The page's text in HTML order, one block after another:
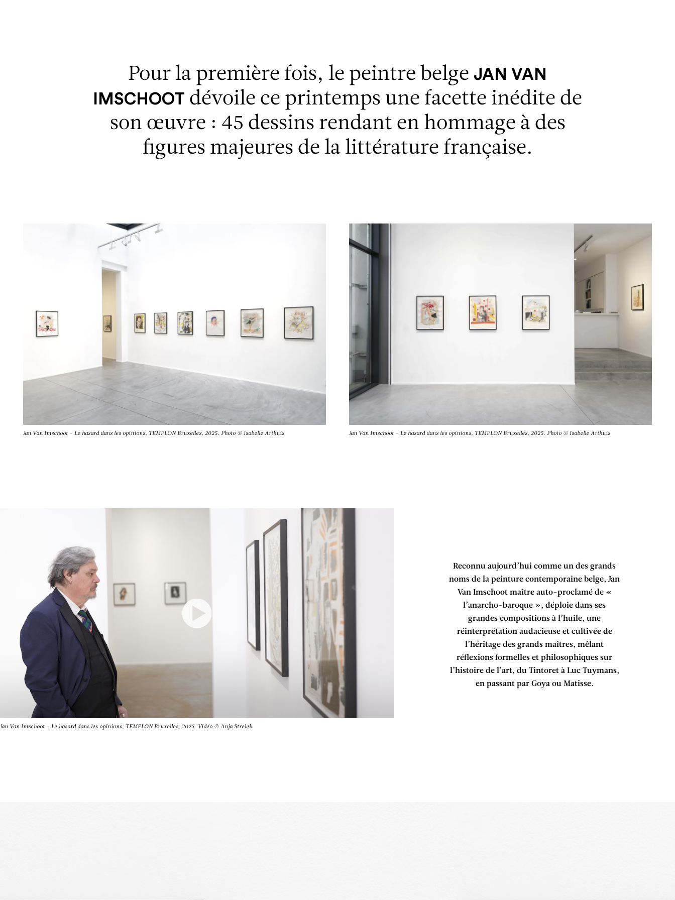
Pour la première fois, le peintre belge JAN VAN
IMSCHOOT dévoile ce printemps une facette inédite de
son œuvre : 45 dessins rendant en hommage à des
figures majeures de la littérature française.
Jan Van Imschoot – Le hasard dans les opinions, TEMPLON Bruxelles, 2025. Photo © Isabelle Arthuis Jan Van Imschoot – Le hasard dans les opinions, TEMPLON Bruxelles, 2025. Photo © Isabelle Arthuis
Jan Van Imschoot – Le hasard dans les opinions, TEMPLON Bruxelles, 2025. Vidéo © Anja Strelek
Reconnu aujourd’hui comme un des grands
noms de la peinture contemporaine belge, Jan
Van Imschoot maître auto-proclamé de «
l’anarcho-baroque », déploie dans ses
grandes compositions à l’huile, une
réinterprétation audacieuse et cultivée de
l’héritage des grands maîtres, mêlant
réflexions formelles et philosophiques sur
l’histoire de l’art, du Tintoret à Luc Tuymans,
en passant par Goya ou Matisse.